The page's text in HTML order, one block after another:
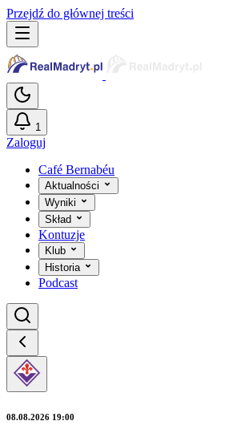
Przejdź do głównej treści
1
Zaloguj
Café Bernabéu
Aktualności
Wyniki
Skład
Kontuzje
Klub
Historia
Podcast
08.08.2026 19:00